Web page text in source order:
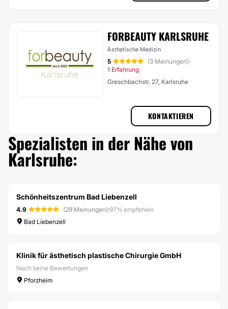
FORBEAUTY KARLSRUHE
Ästhetische Medizin
5 (3 Meinungen)·
1 Erfahrung
Greschbachstr. 27, Karlsruhe
KONTAKTIEREN
Spezialisten in der Nähe von
Karlsruhe:
Schönheitszentrum Bad Liebenzell
4.9 (29 Meinungen)·97% empfehlen
Bad Liebenzell
Klinik für ästhetisch plastische Chirurgie GmbH
Noch keine Bewertungen
Pforzheim